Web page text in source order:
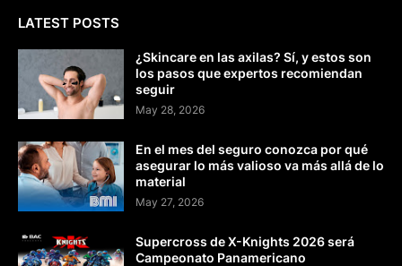
LATEST POSTS
¿Skincare en las axilas? Sí, y estos son
los pasos que expertos recomiendan
seguir
May 28, 2026
En el mes del seguro conozca por qué
asegurar lo más valioso va más allá de lo
material
May 27, 2026
Supercross de X-Knights 2026 será
Campeonato Panamericano